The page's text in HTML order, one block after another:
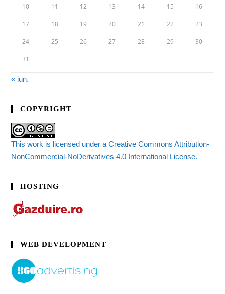
10 11 12 13 14 15 16
17 18 19 20 21 22 23
24 25 26 27 28 29 30
31
« iun.
COPYRIGHT
This work is licensed under a Creative Commons Attribution-
NonCommercial-NoDerivatives 4.0 International License.
HOSTING
WEB DEVELOPMENT